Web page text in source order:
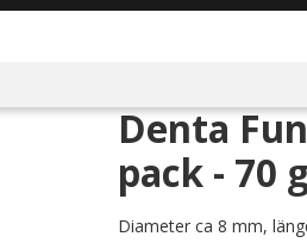
Denta
pack - 70
Diameter ca 8 mm,